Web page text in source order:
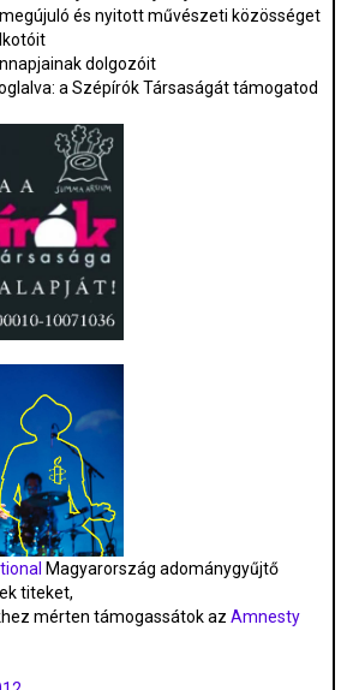
és nyitott művészeti közösséget
dolgozóit
a Szépírók Társaságát támogatod
Magyarország adománygyűjtő
titeket,
mérten támogassátok az Amnesty